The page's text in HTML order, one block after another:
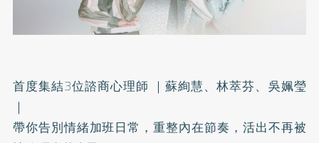
首度集結3位諮商心理師 ｜蘇絢慧、林萃芬、吳姵瑩
｜
帶你告別情緒加班日常，重整內在節奏，活出不再被